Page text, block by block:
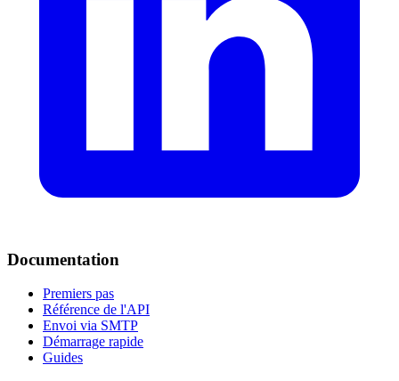
Documentation
Premiers pas
Référence de l'API
Envoi via SMTP
Démarrage rapide
Guides